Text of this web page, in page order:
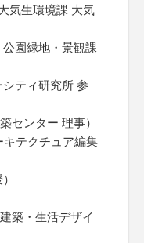
気生環境課 大気
園緑地・景観課
ティ研究所 参
センター 理事）
テクチュア編集
築・生活デザイ